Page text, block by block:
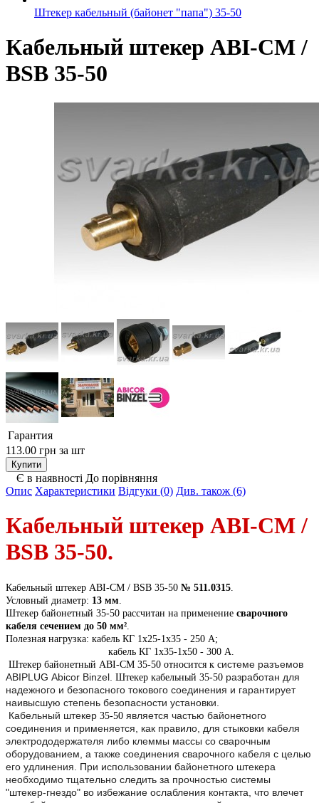
Штекер кабельный (байонет "папа") 35-50
Кабельный штекер ABI-CM /
BSB 35-50
Гарантия
113.00 грн за шт
Є в наявності До порівняння
Опис Характеристики Відгуки (0) Див. також (6)
Кабельный штекер ABI-CM /
BSB 35-50.
Кабельный штекер ABI-CM / BSB 35-50 № 511.0315
Условный диаметр: 13 мм
Штекер байонетный 35-50 рассчитан на применение сварочного
кабеля сечением до 50 мм²
Полезная нагрузка: кабель КГ 1х25-1х35 - 250 А;
кабель КГ 1х35-1х50 - 300 А.
Штекер байонетный ABI-CM 35-50 относится к системе разъемов
ABIPLUG Abicor Binzel. Штекер кабельный 35-50 разработан для
надежного и безопасного токового соединения и гарантирует
наивысшую степень безопасности установки.
Кабельный штекер 35-50 является частью байонетного
соединения и применяется, как правило, для стыковки кабеля
электрододержателя либо клеммы массы со сварочным
оборудованием, а также соединения сварочного кабеля с целью
его удлинения. При использовании байонетного штекера
необходимо тщательно следить за прочностью системы
"штекер-гнездо" во избежание ослабления контакта, что влечет